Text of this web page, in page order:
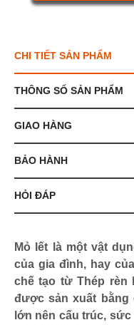
CHI TIẾT SẢN PHẨM
THÔNG SỐ SẢN PHẨM
GIAO HÀNG
BẢO HÀNH
HỎI ĐÁP
Mỏ lết là một vật
của gia đình, hay
chế tạo từ Thép rèn
được sản xuất
lớn nên cấu trúc,